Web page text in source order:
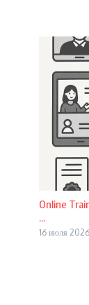
Online
...
16 июля 2026